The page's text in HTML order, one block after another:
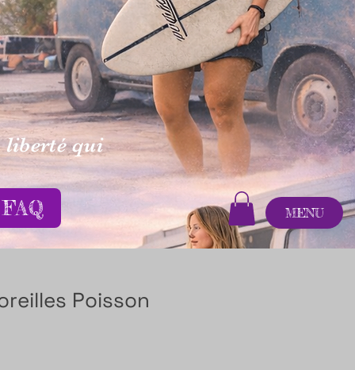
liberté qui
FAQ MENU
Poisson